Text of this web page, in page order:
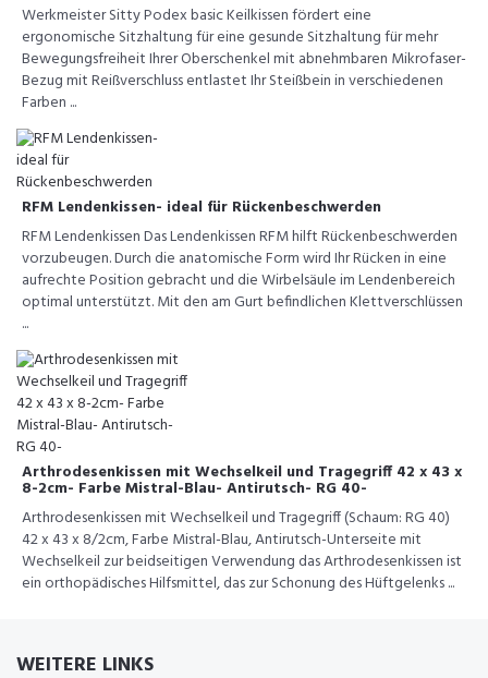
Werkmeister Sitty Podex basic Keilkissen fördert eine
ergonomische Sitzhaltung für eine gesunde Sitzhaltung für mehr
Bewegungsfreiheit Ihrer Oberschenkel mit abnehmbaren Mikrofaser-
Bezug mit Reißverschluss entlastet Ihr Steißbein in verschiedenen
Farben ...
RFM Lendenkissen- ideal für Rückenbeschwerden
RFM Lendenkissen Das Lendenkissen RFM hilft Rückenbeschwerden
vorzubeugen. Durch die anatomische Form wird Ihr Rücken in eine
aufrechte Position gebracht und die Wirbelsäule im Lendenbereich
optimal unterstützt. Mit den am Gurt befindlichen Klettverschlüssen
...
Arthrodesenkissen mit Wechselkeil und Tragegriff 42 x 43 x
8-2cm- Farbe Mistral-Blau- Antirutsch- RG 40-
Arthrodesenkissen mit Wechselkeil und Tragegriff (Schaum: RG 40)
42 x 43 x 8/2cm, Farbe Mistral-Blau, Antirutsch-Unterseite mit
Wechselkeil zur beidseitigen Verwendung das Arthrodesenkissen ist
ein orthopädisches Hilfsmittel, das zur Schonung des Hüftgelenks ...
WEITERE LINKS